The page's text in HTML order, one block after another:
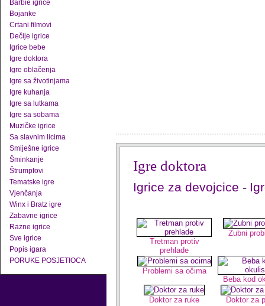
Barbie igrice
Bojanke
Crtani filmovi
Dečije igrice
Igrice bebe
Igre doktora
Igre oblačenja
Igre sa životinjama
Igre kuhanja
Igre sa lutkama
Igre sa sobama
Muzičke igrice
Sa slavnim licima
Smiješne igrice
Šminkanje
Štrumpfovi
Tematske igre
Vjenčanja
Winx i Bratz igre
Zabavne igrice
Razne igrice
Sve igrice
Popis igara
PORUKE POSJETIOCA
Igre doktora
Igrice za devojcice -
Tretman protiv
prehlade
Zubni
Problemi sa očima
Beba kod
Doktor za ruke Doktor za